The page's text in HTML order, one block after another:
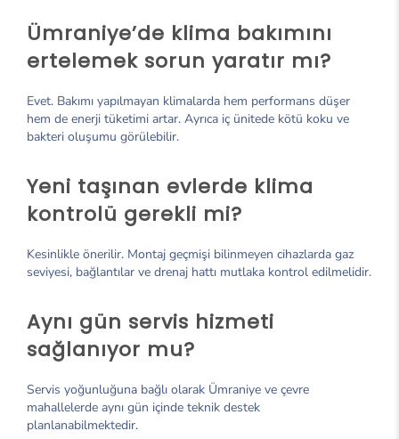
Ümraniye’de klima bakımını
ertelemek sorun yaratır mı?
Evet. Bakımı yapılmayan klimalarda hem performans düşer
hem de enerji tüketimi artar. Ayrıca iç ünitede kötü koku ve
bakteri oluşumu görülebilir.
Yeni taşınan evlerde klima
kontrolü gerekli mi?
Kesinlikle önerilir. Montaj geçmişi bilinmeyen cihazlarda gaz
seviyesi, bağlantılar ve drenaj hattı mutlaka kontrol edilmelidir.
Aynı gün servis hizmeti
sağlanıyor mu?
Servis yoğunluğuna bağlı olarak Ümraniye ve çevre
mahallelerde aynı gün içinde teknik destek
planlanabilmektedir.